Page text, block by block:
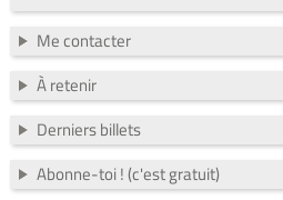
Me contacter
À retenir
Derniers billets
Abonne-toi ! (c'est gratuit)